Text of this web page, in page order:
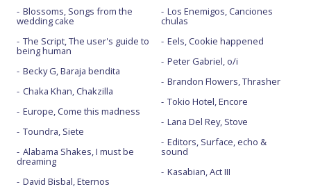
Blossoms, Songs from the
wedding cake
The Script, The user's guide to
being human
Becky G, Baraja bendita
Chaka Khan, Chakzilla
Europe, Come this madness
Toundra, Siete
Alabama Shakes, I must be
dreaming
David Bisbal, Eternos
Los Enemigos, Canciones
chulas
Eels, Cookie happened
Peter Gabriel, o/i
Brandon Flowers, Thrasher
Tokio Hotel, Encore
Lana Del Rey, Stove
Editors, Surface, echo &
sound
Kasabian, Act III